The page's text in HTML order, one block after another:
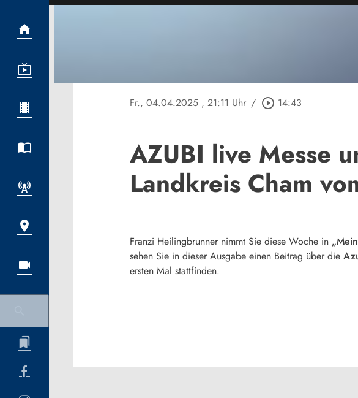
Fr., 04.04.2025 , 21:11 Uhr / play_circle_outline 14:43
AZUBI live Messe
Landkreis Cham
Franzi Heilingbrunner nimmt Sie diese Woche in
sehen Sie in dieser Ausgabe einen Beitrag über die
ersten Mal stattfinden.